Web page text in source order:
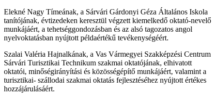
Elekné Nagy Tímeának, a Sárvári Gárdonyi Géza Általános Iskola
tanítójának, évtizedeken keresztül végzett kiemelkedő oktató-nevelő
munkájáért, a tehetséggondozásban és az alsó tagozatos angol
nyelvoktatásban nyújtott példaértékű tevékenységéért.
Szalai Valéria Hajnalkának, a Vas Vármegyei Szakképzési Centrum
Sárvári Turisztikai Technikum szakmai oktatójának, elhivatott
oktatói, minőségirányítási és közösségépítő munkájáért, valamint a
turisztikai- szállodai szakmai oktatás fejlesztéséhez nyújtott értékes
hozzájárulásáért.